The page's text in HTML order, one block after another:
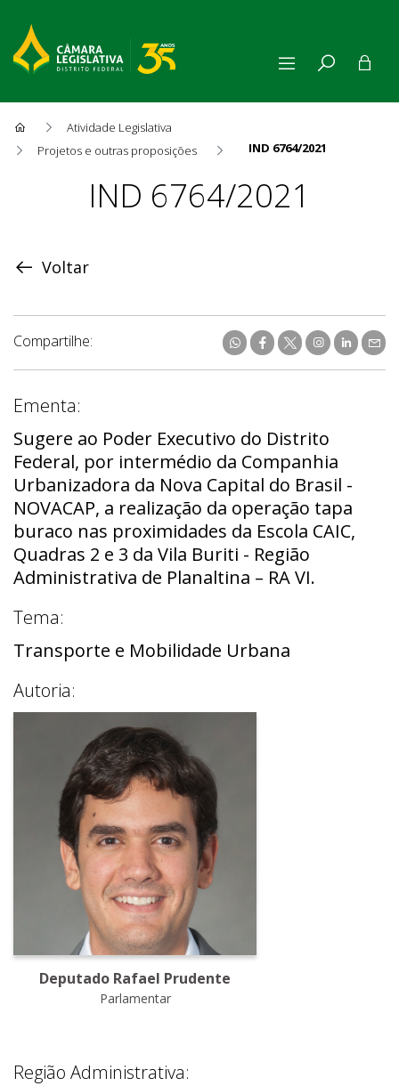
Atividade Legislativa
Projetos e outras proposições
IND 6764/2021
ProposiçãoIND 6764/2021
Voltar
Compartilhe:
Ementa:
Sugere ao Poder Executivo do Distrito
Federal, por intermédio da Companhia
Urbanizadora da Nova Capital do Brasil -
NOVACAP, a realização da operação tapa
buraco nas proximidades da Escola CAIC,
Quadras 2 e 3 da Vila Buriti - Região
Administrativa de Planaltina – RA VI.
Tema:
Transporte e Mobilidade Urbana
Autoria:
Deputado Rafael Prudente
Parlamentar
Região Administrativa: